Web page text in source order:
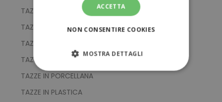
TAZZE IN ALLUMINIO
TAZZE IN ARGILLA
TAZZE IN CERAMICA
TAZZE IN METALLO
TAZZE IN PORCELLANA
TAZZE IN PLASTICA
ACCETTA
NON CONSENTIRE COOKIES
MOSTRA DETTAGLI
STRETTAMENTE NECESSARI